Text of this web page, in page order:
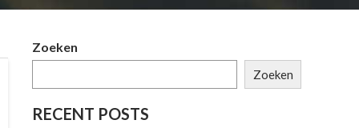
Zoeken
Zoeken
RECENT POSTS